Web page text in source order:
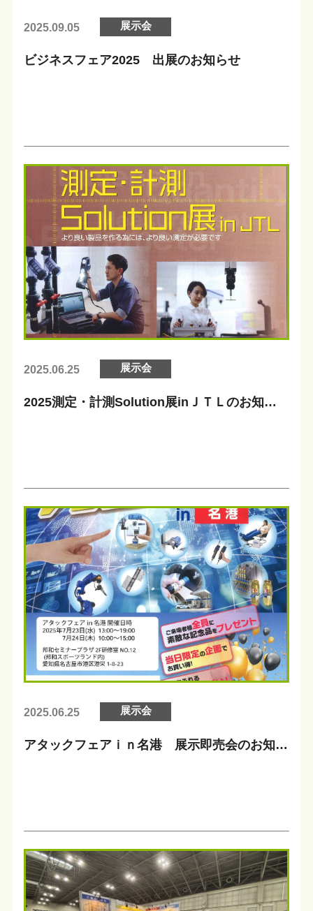
2025.09.05 展示会
ビジネスフェア2025 出展のお知らせ
2025.06.25 展示会
2025測定・計測Solution展inＪＴＬのお知ら
2025.06.25 展示会
アタックフェアｉｎ名港 展示即売会のお知ら